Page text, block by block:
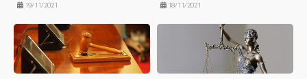
19/11/2021 18/11/2021